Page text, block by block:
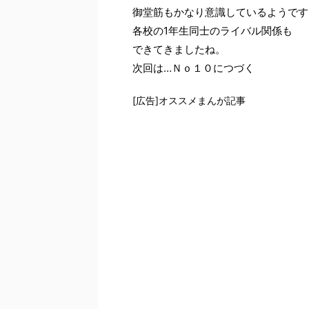
御堂筋もかなり意識しているようで
各校の1年生同士のライバル関係も
できてきましたね。
次回は…Ｎｏ１０につづく
[広告]オススメまんが記事